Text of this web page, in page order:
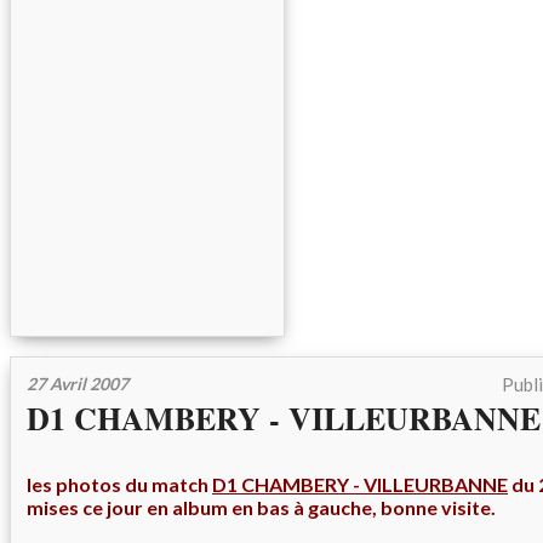
27 Avril 2007
D1 CHAMBERY - VILLEURBANNE
les photos du match D1 CHAMBERY - VILLEURBANNE du
mises ce jour en album en bas à gauche, bonne visite.